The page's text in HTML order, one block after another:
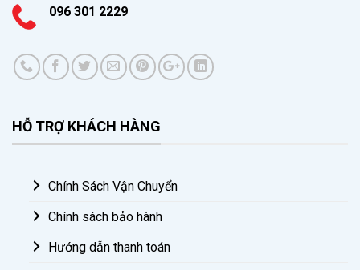
096 301 2229
HỖ TRỢ KHÁCH HÀNG
Chính Sách Vận Chuyển
Chính sách bảo hành
Hướng dẫn thanh toán